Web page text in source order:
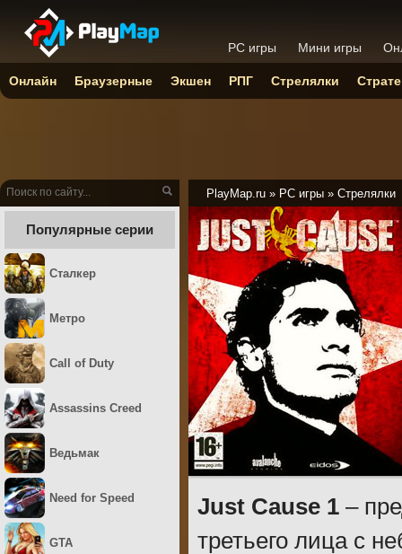
PlayMap.ru » PC игры » Стрелялки
Just Cause 1 –
третьего лица с
Популярные серии
Сталкер
Метро
Call of Duty
Assassins Creed
Ведьмак
Need for Speed
GTA
PC игры Мини игры
Онлайн Браузерные Экшен РПГ Стрелялки